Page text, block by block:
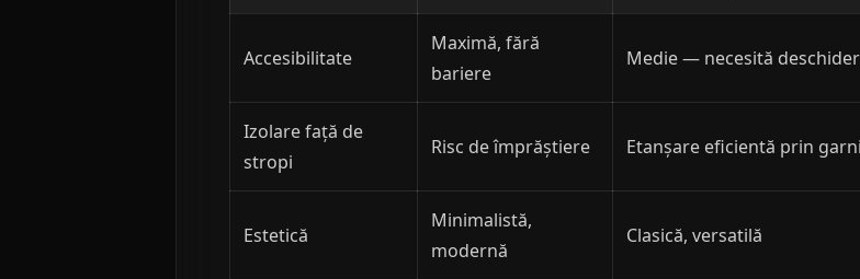
Accesibilitate
Maximă, fără
bariere
Medie — necesită
Izolare față de
stropi
Risc de împrăștiere Etanșare eficientă prin
Estetică
Minimalistă,
modernă
Clasică, versatilă